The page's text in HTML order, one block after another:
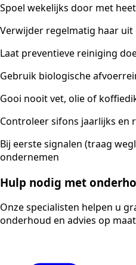
Spoel wekelijks door met
Verwijder regelmatig haar
Laat preventieve reiniging
Gebruik biologische
Gooi nooit vet, olie of
Controleer sifons jaarlijks en
Bij eerste signalen (traag
ondernemen
Hulp nodig met
Onze specialisten helpen u
onderhoud en advies op